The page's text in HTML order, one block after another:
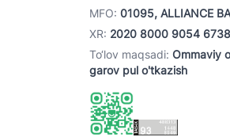
MFO: 01095, ALLIANCE
XR: 2020 8000 9054
To‘lov maqsadi: Ommaviy
garov pul o'tkazish